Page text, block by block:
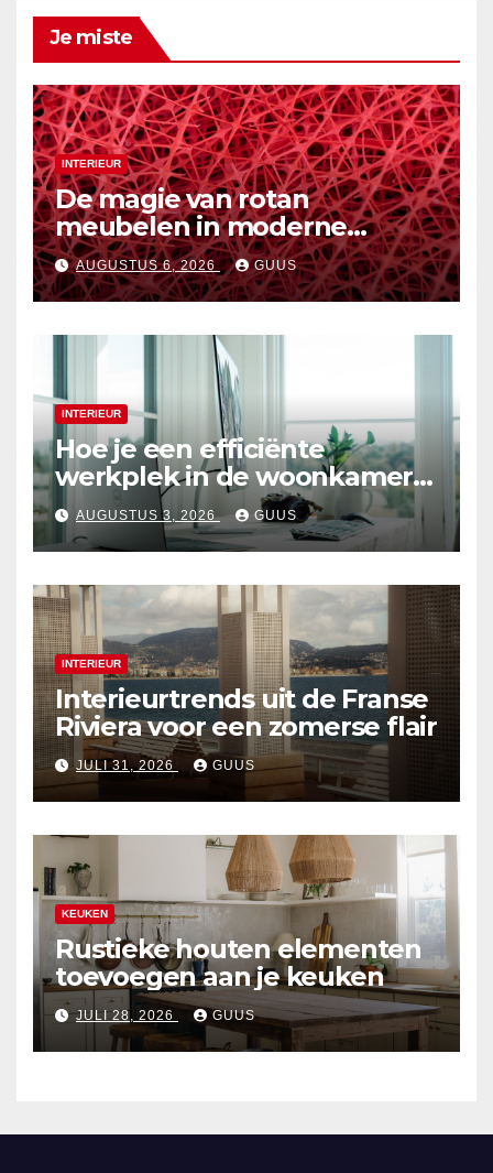
Je miste
INTERIEUR
De magie van rotan
meubelen in moderne
interieurs
AUGUSTUS 6, 2026 GUUS
INTERIEUR
Hoe je een efficiënte
werkplek in de woonkamer
creëert
AUGUSTUS 3, 2026 GUUS
INTERIEUR
Interieurtrends uit de Franse
Riviera voor een zomerse flair
JULI 31, 2026 GUUS
KEUKEN
Rustieke houten elementen
toevoegen aan je keuken
JULI 28, 2026 GUUS